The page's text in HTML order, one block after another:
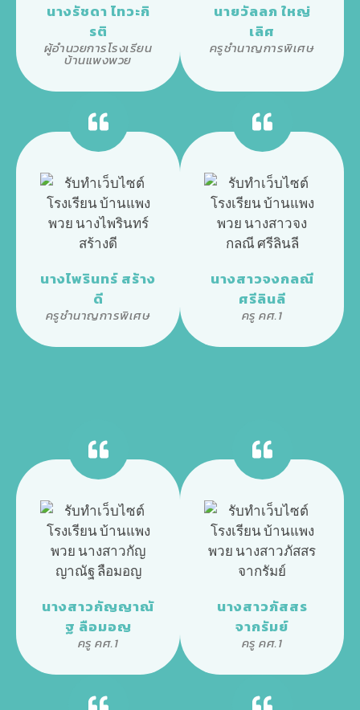
นางรัชดา ไทวะกิ
รติ
ผู้อำนวยการโรงเรียน
บ้านแพงพวย
นายวัลลภ ใหญ่
เลิศ
ครูชำนาญการพิเศษ
นางไพรินทร์ สร้าง
ดี
ครูชำนาญการพิเศษ
นางสาวจงกลณี
ศรีลินลี
ครู คศ.1
นางสาวกัญญาณั
ฐ ลือมอญ
ครู คศ.1
นางสาวภัสสร
จากรัมย์
ครู คศ.1